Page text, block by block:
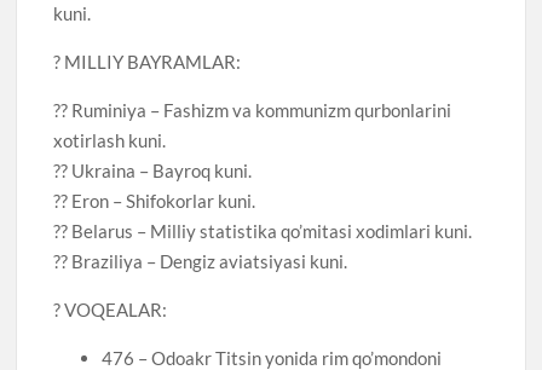
kuni.
? MILLIY BAYRAMLAR:
?? Ruminiya – Fashizm va kommunizm qurbonlarini
xotirlash kuni.
?? Ukraina – Bayroq kuni.
?? Eron – Shifokorlar kuni.
?? Belarus – Milliy statistika qo’mitasi xodimlari kuni.
?? Braziliya – Dengiz aviatsiyasi kuni.
? VOQEALAR:
476 – Odoakr Titsin yonida rim qo’mondoni